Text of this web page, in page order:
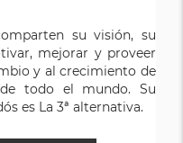
su visión, su
mejorar y proveer
y al crecimiento de
todo el mundo. Su
es La 3ª alternativa.